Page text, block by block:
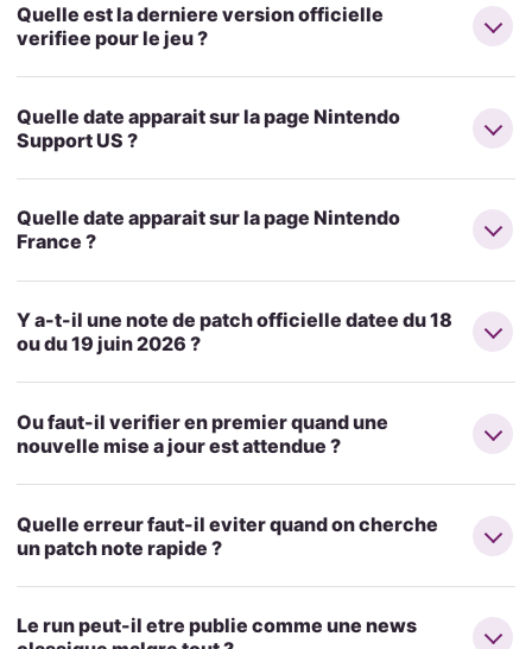
Quelle est la derniere version officielle
verifiee pour le jeu ?
Quelle date apparait sur la page Nintendo
Support US ?
Quelle date apparait sur la page Nintendo
France ?
Y a-t-il une note de patch officielle datee du 18
ou du 19 juin 2026 ?
Ou faut-il verifier en premier quand une
nouvelle mise a jour est attendue ?
Quelle erreur faut-il eviter quand on cherche
un patch note rapide ?
Le run peut-il etre publie comme une news